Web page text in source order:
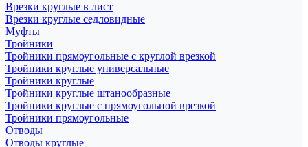
Врезки круглые в лист
Врезки круглые седловидные
Муфты
Тройники
Тройники прямоугольные с круглой врезкой
Тройники круглые универсальные
Тройники круглые
Тройники круглые штанообразные
Тройники круглые с прямоугольной врезкой
Тройники прямоугольные
Отводы
Отводы круглые